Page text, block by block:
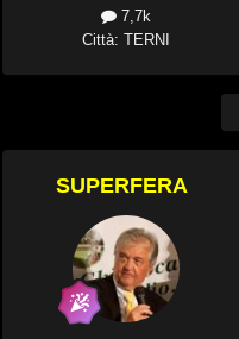
7,7k
Città: TERNI
SUPERFERA